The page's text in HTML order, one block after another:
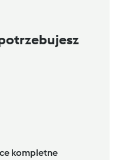
kompletne